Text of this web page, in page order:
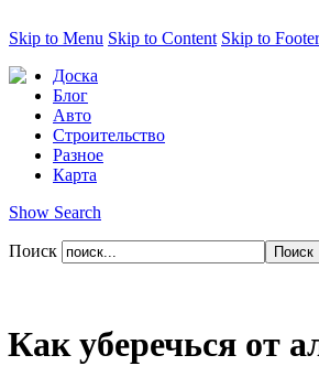
Skip to Menu Skip to Content Skip to Footer
Доска
Блог
Авто
Строительство
Разное
Карта
Show Search
Поиск
Как уберечься от